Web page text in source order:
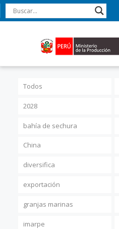
Todos
2028
bahía de sechura
China
diversifica
exportación
granjas marinas
imarpe